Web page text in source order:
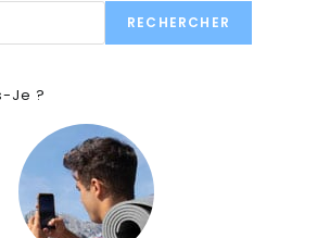
RECHERCHER
Je ?